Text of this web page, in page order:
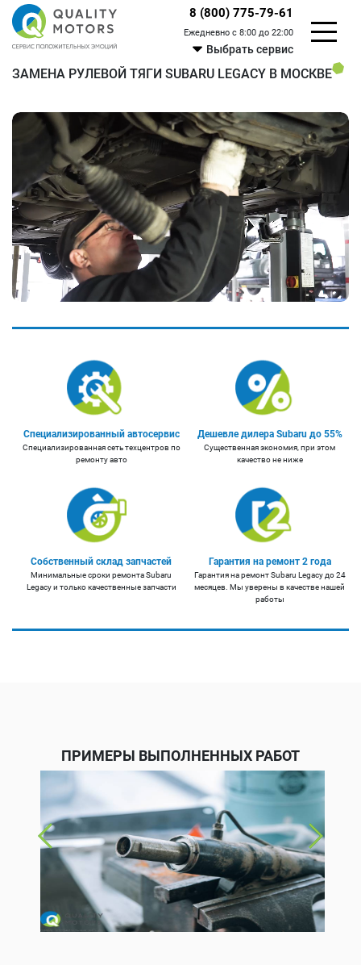
8 (800) 775-79-61
Ежедневно с 8:00 до 22:00
Выбрать сервис
ЗАМЕНА РУЛЕВОЙ ТЯГИ SUBARU LEGACY В МОСКВЕ
Специализированный автосервис
Специализированная сеть техцентров по
ремонту авто
Дешевле дилера Subaru до 55%
Существенная экономия, при этом
качество не ниже
Собственный склад запчастей
Минимальные сроки ремонта Subaru
Legacy и только качественные запчасти
Гарантия на ремонт 2 года
Гарантия на ремонт Subaru Legacy до 24
месяцев. Мы уверены в качестве нашей
работы
ПРИМЕРЫ ВЫПОЛНЕННЫХ РАБОТ